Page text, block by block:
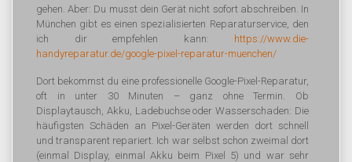
gehen. Aber: Du musst dein Gerät nicht sofort abschreiben. In
München gibt es einen spezialisierten Reparaturservice, den
ich dir empfehlen kann: https://www.die-
handyreparatur.de/google-pixel-reparatur-muenchen/
Dort bekommst du eine professionelle Google-Pixel-Reparatur,
oft in unter 30 Minuten – ganz ohne Termin. Ob
Displaytausch, Akku, Ladebuchse oder Wasserschaden: Die
häufigsten Schäden an Pixel-Geräten werden dort schnell
und transparent repariert. Ich war selbst schon zweimal dort
(einmal Display, einmal Akku beim Pixel 5) und war sehr